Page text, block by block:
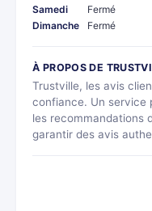
Samedi
Fermé
Dimanche
Fermé
À PROPOS DE
Trustville, les avis
confiance. Un service
les recommandations
garantir des avis